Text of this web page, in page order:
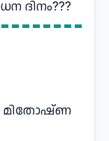
ദിനം???
മിതോഷ്ണ